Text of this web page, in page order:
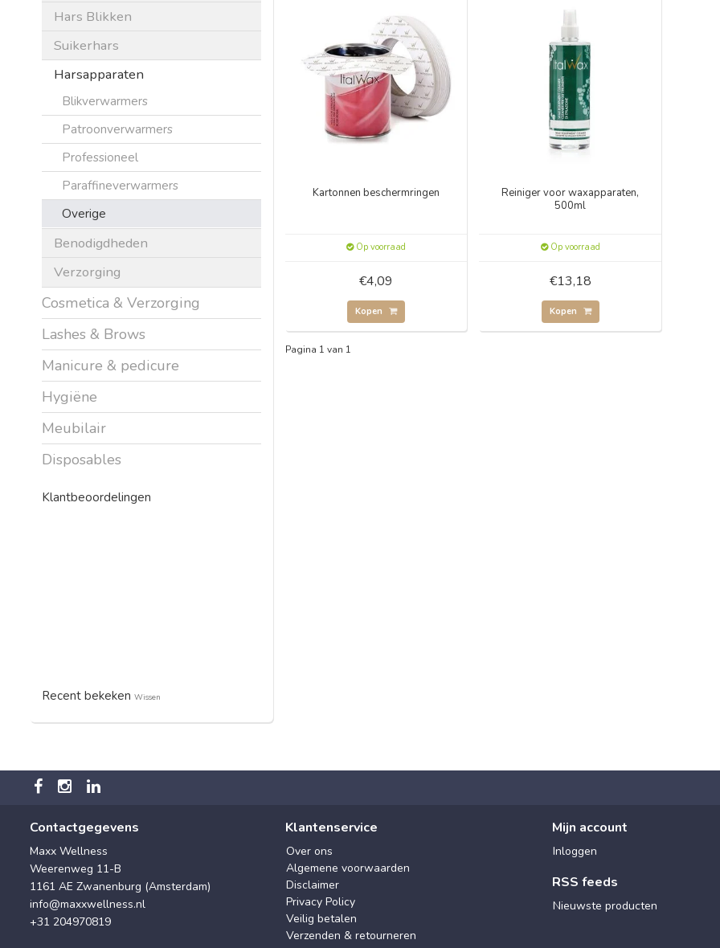
Hars Blikken
Suikerhars
Harsapparaten
Blikverwarmers
Patroonverwarmers
Professioneel
Paraffineverwarmers
Overige
Benodigdheden
Verzorging
Cosmetica & Verzorging
Lashes & Brows
Manicure & pedicure
Hygiëne
Meubilair
Disposables
Klantbeoordelingen
Recent bekeken Wissen
Kartonnen beschermringen
Op voorraad
€4,09
Kopen
Reiniger voor waxapparaten,
500ml
Op voorraad
€13,18
Kopen
Pagina 1 van 1
Contactgegevens
Maxx Wellness
Weerenweg 11-B
1161 AE Zwanenburg (Amsterdam)
info@maxxwellness.nl
+31 204970819
Klantenservice
Over ons
Algemene voorwaarden
Disclaimer
Privacy Policy
Veilig betalen
Verzenden & retourneren
Mijn account
Inloggen
RSS feeds
Nieuwste producten